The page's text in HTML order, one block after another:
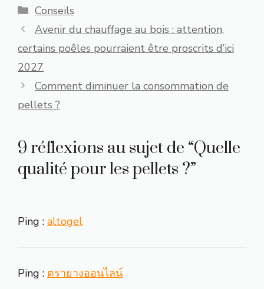
Catégories
Conseils
Avenir du chauffage au bois : attention,
certains poêles pourraient être proscrits d’ici
2027
Comment diminuer la consommation de
pellets ?
9 réflexions au sujet de “Quelle
qualité pour les pellets ?”
Ping : altogel
Ping : ตรายางออนไลน์